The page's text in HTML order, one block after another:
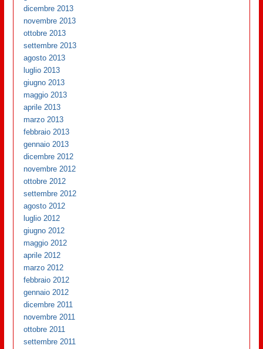
dicembre 2013
novembre 2013
ottobre 2013
settembre 2013
agosto 2013
luglio 2013
giugno 2013
maggio 2013
aprile 2013
marzo 2013
febbraio 2013
gennaio 2013
dicembre 2012
novembre 2012
ottobre 2012
settembre 2012
agosto 2012
luglio 2012
giugno 2012
maggio 2012
aprile 2012
marzo 2012
febbraio 2012
gennaio 2012
dicembre 2011
novembre 2011
ottobre 2011
settembre 2011